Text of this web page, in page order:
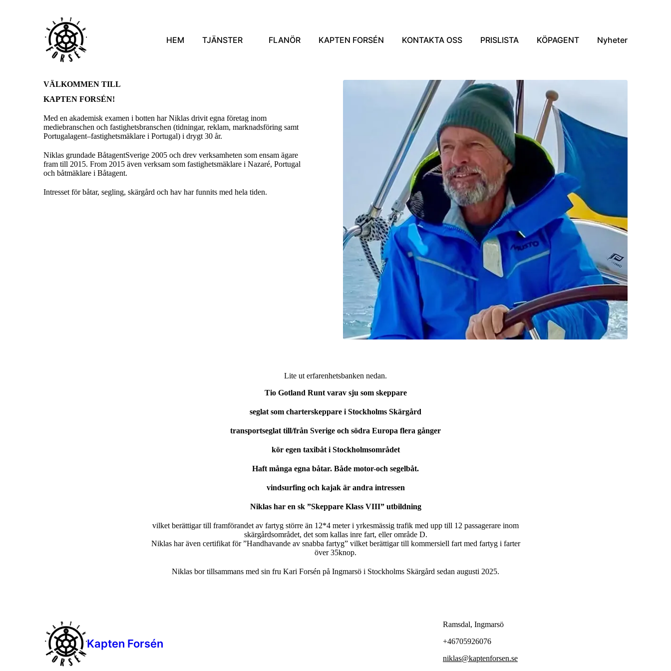
HEM TJÄNSTER FLANÖR KAPTEN FORSÉN KONTAKTA OSS PRISLISTA KÖPAGENT Nyheter
VÄLKOMMEN TILL
KAPTEN FORSÉN!
Med en akademisk examen i botten har Niklas drivit egna företag inom
mediebranschen och fastighetsbranschen (tidningar, reklam, marknadsföring samt
Portugalagent–fastighetsmäklare i Portugal) i drygt 30 år.
Niklas grundade BåtagentSverige 2005 och drev verksamheten som ensam ägare
fram till 2015. From 2015 även verksam som fastighetsmäklare i Nazaré, Portugal
och båtmäklare i Båtagent.
Intresset för båtar, segling, skärgård och hav har funnits med hela tiden.
Lite ut erfarenhetsbanken nedan.
Tio Gotland Runt varav sju som skeppare
seglat som charterskeppare i Stockholms Skärgård
transportseglat till/från Sverige och södra Europa flera gånger
kör egen taxibåt i Stockholmsområdet
Haft många egna båtar. Både motor-och segelbåt.
vindsurfing och kajak är andra intressen
Niklas har en sk ”Skeppare Klass VIII” utbildning
vilket berättigar till framförandet av fartyg större än 12*4 meter i yrkesmässig trafik med upp till 12 passagerare inom
skärgårdsområdet, det som kallas inre fart, eller område D.
Niklas har även certifikat för ”Handhavande av snabba fartyg” vilket berättigar till kommersiell fart med fartyg i farter
över 35knop.
Niklas bor tillsammans med sin fru Kari Forsén på Ingmarsö i Stockholms Skärgård sedan augusti 2025.
Kapten Forsén
Ramsdal, Ingmarsö
+46705926076
niklas@kaptenforsen.se